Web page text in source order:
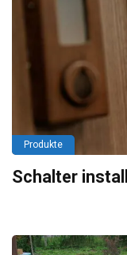
Produkte
Schalter